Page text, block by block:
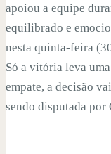
apoiou a equipe
equilibrado e
nesta quinta-feira
Só a vitória leva
empate, a decisão
sendo disputada por